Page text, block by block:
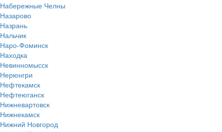
Набережные Челны
Назарово
Назрань
Нальчик
Наро-Фоминск
Находка
Невинномысск
Нерюнгри
Нефтекамск
Нефтеюганск
Нижневартовск
Нижнекамск
Нижний Новгород